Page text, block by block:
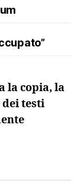
la copia, la
testi